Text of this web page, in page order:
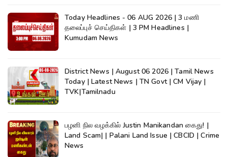
Today Headlines - 06 AUG 2026 | 3 மணி
தலைப்புச் செய்திகள் | 3 PM Headlines |
Kumudam News
District News | August 06 2026 | Tamil News
Today | Latest News | TN Govt | CM Vijay |
TVK|Tamilnadu
பழனி நில வழக்கில் Justin Manikandan கைது! |
Land Scam| | Palani Land Issue | CBCID | Crime
News